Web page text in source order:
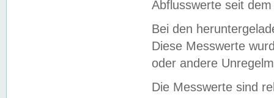
Abflusswerte seit
Bei den
Diese Messwerte
oder andere
Die Messwerte sind